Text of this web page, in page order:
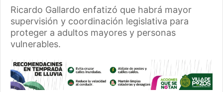
Ricardo Gallardo enfatizó que habrá mayor
supervisión y coordinación legislativa para
proteger a adultos mayores y personas
vulnerables.